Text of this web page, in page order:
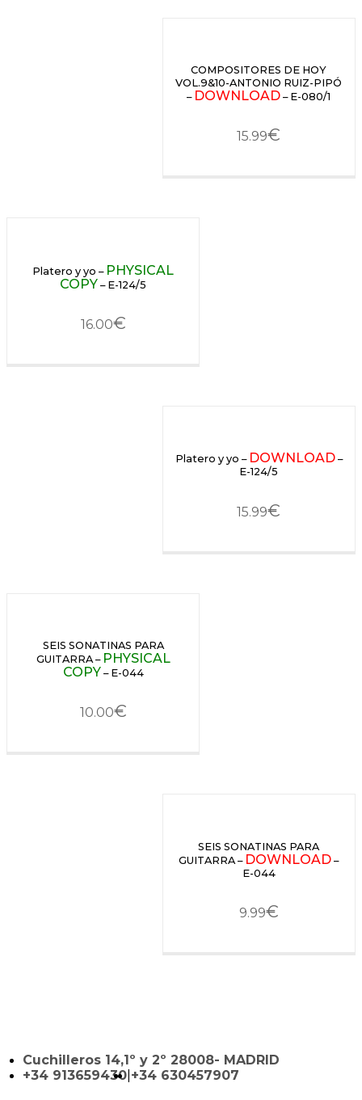
COMPOSITORES DE HOY
VOL.9&10-ANTONIO RUIZ-PIPÓ
– DOWNLOAD – E-080/1
15.99€
Platero y yo – PHYSICAL
COPY – E-124/5
16.00€
Platero y yo – DOWNLOAD–
E-124/5
15.99€
SEIS SONATINAS PARA
GUITARRA – PHYSICAL
COPY – E-044
10.00€
SEIS SONATINAS PARA
GUITARRA – DOWNLOAD –
E-044
9.99€
Cuchilleros 14,1º y 2º 28008- MADRID
+34 913659430 +34 630457907